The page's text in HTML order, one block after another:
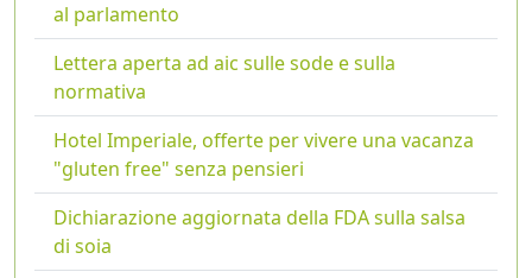
al parlamento
Lettera aperta ad aic sulle sode e sulla
normativa
Hotel Imperiale, offerte per vivere una vacanza
"gluten free" senza pensieri
Dichiarazione aggiornata della FDA sulla salsa
di soia